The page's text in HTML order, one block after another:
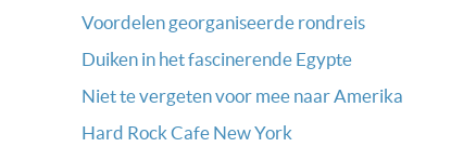
Voordelen georganiseerde rondreis
Duiken in het fascinerende Egypte
Niet te vergeten voor mee naar Amerika
Hard Rock Cafe New York